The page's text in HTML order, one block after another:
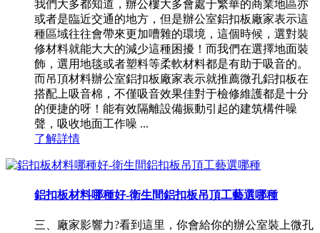
我們大多都知道，辦公樓大多會處于繁華的商業地區亦
或者是臨近交通的地方，但是辦公室鋁扣板廠家表示這
種區域往往會帶來更加嘈雜的環境，這個時候，選對裝
修材料就能大大的減少這種困擾！而我們在選擇地面裝
飾，選用地毯或者塑料等柔軟材料都是有助于吸音的。
而吊頂材料辦公室鋁扣板廠家表示就推薦微孔鋁扣板在
搭配上吸音棉，不僅吸音效果佳對于檢修維護都是十分
的便捷的呀！能有效隔離設備振動引起的建筑構件噪
聲，吸收地面工作噪 ...
了解詳情
鋁扣板材料哪種好-衛生間鋁扣板吊頂工藝選哪種
三、廠家影響力?看到這里，你會給你的辦公室裝上微孔